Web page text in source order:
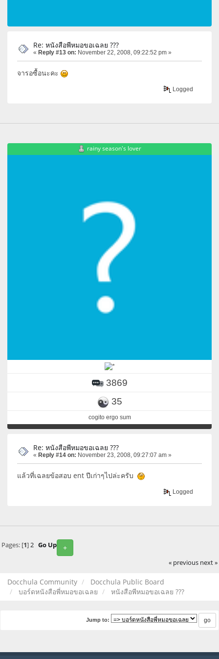
Re: หนังสือพีหมอขอเฉลย ???
« Reply #13 on: November 22, 2008, 09:22:52 pm »
จารอซื้อนะคะ
Logged
rainy season's lover
3869
35
cogito ergo sum
Re: หนังสือพีหมอขอเฉลย ???
« Reply #14 on: November 23, 2008, 09:27:07 am »
แล้วที่เฉลยข้อสอบ ent ปีเก่าๆไปล่ะครับ
Logged
+
Pages: [1]2 Go Up
« previous next »
Docchula Community
Docchula Public Board
บอร์ดหนังสือพี่หมอขอเฉลย
หนังสือพีหมอขอเฉลย ???
Jump to: